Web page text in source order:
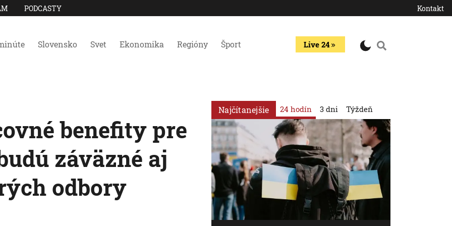
PODCASTY Kontakt
Slovensko Svet Ekonomika Regióny Šport Live 24
benefity pre
záväzné aj
odbory
Najčítanejšie 24 hodín 3 dni Týždeň